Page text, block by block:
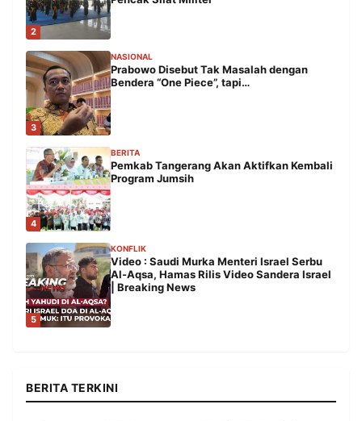
2
3
NASIONAL
Prabowo Disebut Tak Masalah dengan
Bendera “One Piece”, tapi…
4
BERITA
Pemkab Tangerang Akan Aktifkan Kembali
Program Jumsih
5
KONFLIK
Video : Saudi Murka Menteri Israel Serbu
Al-Aqsa, Hamas Rilis Video Sandera Israel
| Breaking News
BERITA TERKINI